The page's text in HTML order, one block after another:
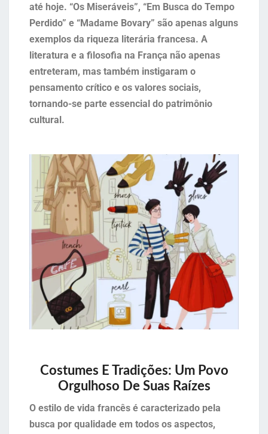
até hoje. “Os Miseráveis”, “Em Busca do Tempo
Perdido” e “Madame Bovary” são apenas alguns
exemplos da riqueza literária francesa. A
literatura e a filosofia na França não apenas
entreteram, mas também instigaram o
pensamento crítico e os valores sociais,
tornando-se parte essencial do patrimônio
cultural.
Costumes E Tradições: Um Povo
Orgulhoso De Suas Raízes
O estilo de vida francês é caracterizado pela
busca por qualidade em todos os aspectos,